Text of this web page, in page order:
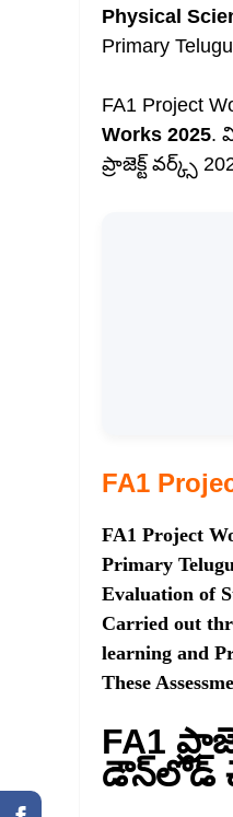
Physical
Primary
FA1 Project
Works 2025.
ప్రాజెక్ట్ వర్క్స్
FA1
FA1 Project
Primary
Evaluation of
Carried out
learning and
These
FA1
డౌన్‌లోడ్